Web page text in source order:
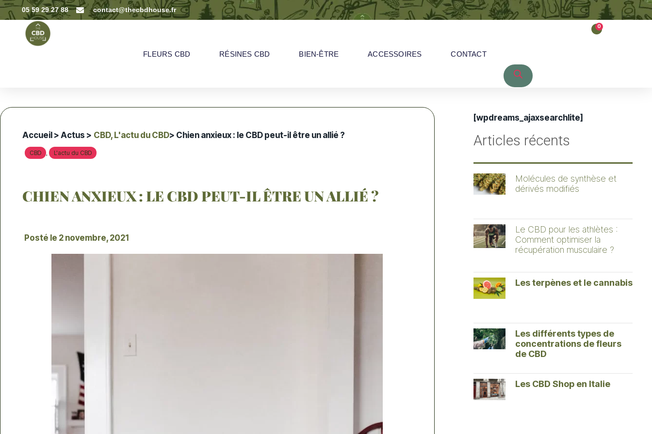
05 59 29 27 88 contact@thecbdhouse.fr
FLEURS CBD RÉSINES CBD BIEN-ÊTRE ACCESSOIRES CONTACT
0
Accueil> Actus > CBD, L'actu du CBD> Chien anxieux : le CBD peut-il être un allié ?
CBD , L'actu du CBD
CHIEN ANXIEUX : LE CBD PEUT-IL ÊTRE UN ALLIÉ ?
Posté le 2 novembre, 2021
[wpdreams_ajaxsearchlite]
Articles récents
Molécules de synthèse et
dérivés modifiés
Le CBD pour les athlètes :
Comment optimiser la
récupération musculaire ?
Les terpènes et le cannabis
Les différents types de
concentrations de fleurs
de CBD
Les CBD Shop en Italie